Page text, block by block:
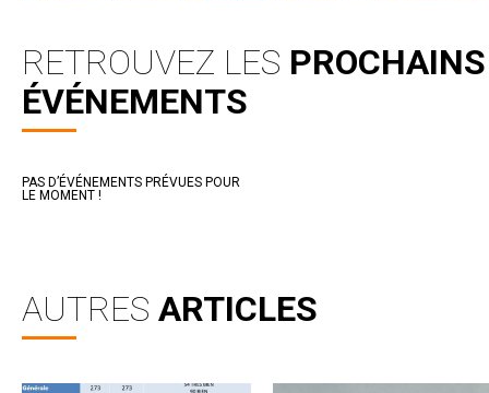
RETROUVEZ LES PROCHAINS
ÉVÉNEMENTS
PAS D’ÉVÉNEMENTS PRÉVUES POUR
LE MOMENT !
AUTRES ARTICLES